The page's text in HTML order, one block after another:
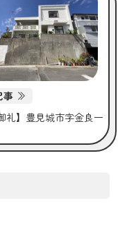
事
礼】豊見城市字金良一